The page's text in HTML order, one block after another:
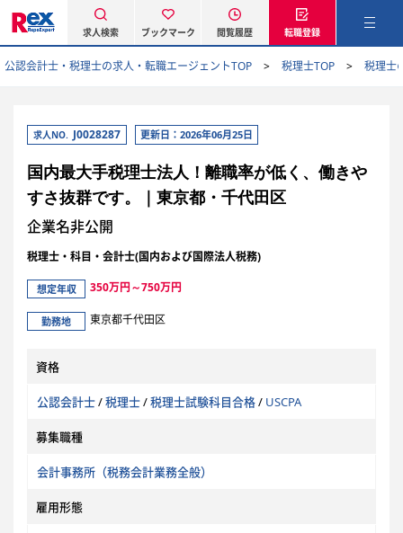
求人検索 ブックマーク 閲覧履歴 転職登録
公認会計士・税理士の求人・転職エージェントTOP 税理士TOP 税理士
求人NO. J0028287 更新日：2026年06月25日
国内最大手税理士法人！離職率が低く、働きや
すさ抜群です。｜東京都・千代田区
企業名非公開
税理士・科目・会計士(国内および国際法人税務)
想定年収 350万円～750万円
勤務地 東京都千代田区
資格
公認会計士/税理士/税理士試験科目合格/ USCPA
募集職種
会計事務所（税務会計業務全般）
雇用形態